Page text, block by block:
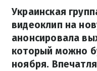
Украинская
видеоклип на
анонсировала
который можно
ноября.